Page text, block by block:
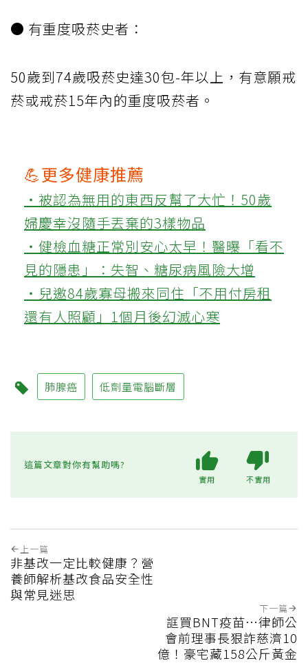
● 有重度吸菸史者：
50歲到74歲吸菸史達30包-年以上，有意願戒
菸或戒菸15年內的重度吸菸者。
💪更多健康推薦
‧被認為無用的東西反幫了大忙！50歲
婦慶幸沒隨手丟棄的3樣物品
‧健檢血糖正常別安心太早！醫曝「看不
見的隱患」：失智、糖尿病風險大增
‧兒邀84歲寡母搬來同住「不用付房租
還有人照顧」1個月後幻滅心寒
肺腺癌 低劑量電腦斷層
這篇文章對你有幫助嗎?
實用 不實用
上一篇
非基改一定比較健康？營
養師解析基改食品安全性
與常見迷思
下一篇
誆買BNT疫苗…律師公
會前理事長狠詐慈濟10
億！豪宅藏158公斤黃金